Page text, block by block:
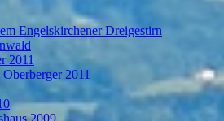
Engelskirchener Dreigestirn
2011
2011